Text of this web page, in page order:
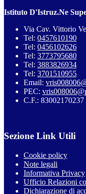
Istituto D'Istruz.Ne
Via Cav. Vittorio
Tel: 0457610190
Tel: 0456102626
Tel: 3773795680
Tel: 3883826934
Tel: 3701510955
Email:
PEC:
C.F.: 83002170237
Sezione Link Utili
Cookie policy
Note legali
Informativa Privacy
Ufficio Relazioni
Dichiarazione di